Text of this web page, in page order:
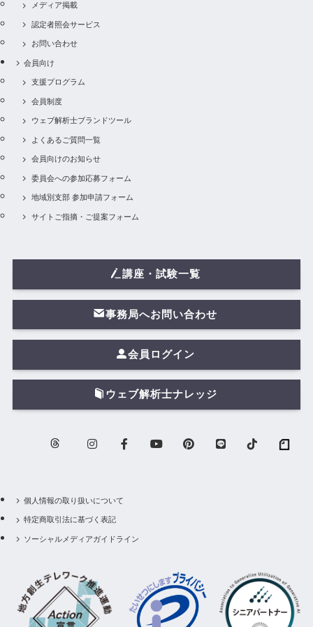
メディア掲載
認定者照会サービス
お問い合わせ
会員向け
支援プログラム
会員制度
ウェブ解析士ブランドツール
よくあるご質問一覧
会員向けのお知らせ
委員会への参加応募フォーム
地域別支部 参加申請フォーム
サイトご指摘・ご提案フォーム
講座・試験一覧
事務局へお問い合わせ
会員ログイン
ウェブ解析士ナレッジ
個人情報の取り扱いについて
特定商取引法に基づく表記
ソーシャルメディアガイドライン